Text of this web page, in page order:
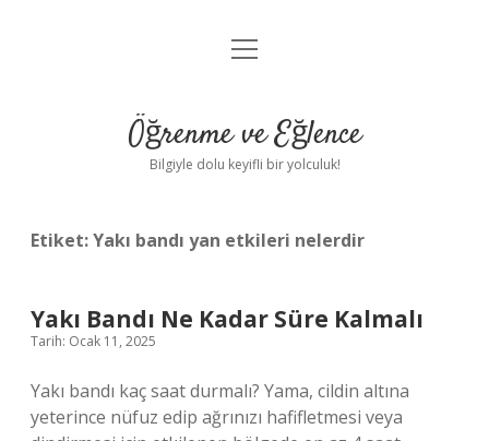
Anasayfa
Yasal Uyarı
menüyü
Öğrenme ve Eğlence
Bilgiyle dolu keyifli bir yolculuk!
Etiket:Yakı bandı yan etkileri nelerdir
Yakı Bandı Ne Kadar Süre Kalmalı
Tarih: Ocak 11, 2025
Yakı bandı kaç saat durmalı? Yama, cildin altına
yeterince nüfuz edip ağrınızı hafifletmesi veya